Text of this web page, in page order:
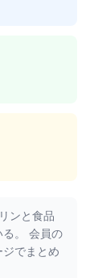
ンと食品
る。 会員の
でまとめ